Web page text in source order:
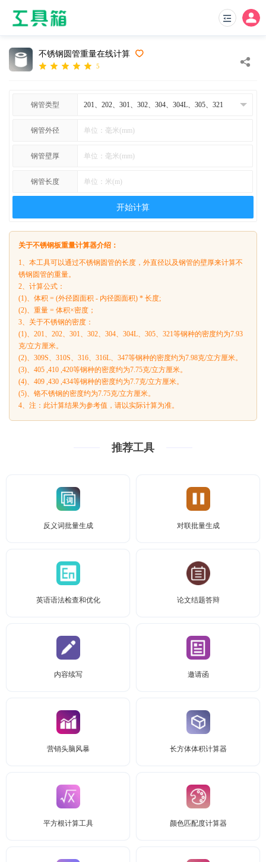
不锈钢圆管重量在线计算
5
钢管类型
钢管外径
钢管壁厚
钢管长度
开始计算
关于不锈钢板重量计算器介绍：
1、本工具可以通过不锈钢圆管的长度，外直径以及钢管的壁厚来计算不
锈钢圆管的重量。
2、计算公式：
(1)、体积 = (外径圆面积 - 内径圆面积) * 长度;
(2)、重量 = 体积×密度；
3、关于不锈钢的密度：
(1)、201、202、301、302、304、304L、305、321等钢种的密度约为7.93
克/立方厘米。
(2)、309S、310S、316、316L、347等钢种的密度约为7.98克/立方厘米。
(3)、405 ,410 ,420等钢种的密度约为7.75克/立方厘米。
(4)、409 ,430 ,434等钢种的密度约为7.7克/立方厘米。
(5)、铬不锈钢的密度约为7.75克/立方厘米。
4、注：此计算结果为参考值，请以实际计算为准。
推荐工具
反义词批量生成 对联批量生成
英语语法检查和优化 论文结题答辩
内容续写 邀请函
营销头脑风暴 长方体体积计算器
平方根计算工具 颜色匹配度计算器